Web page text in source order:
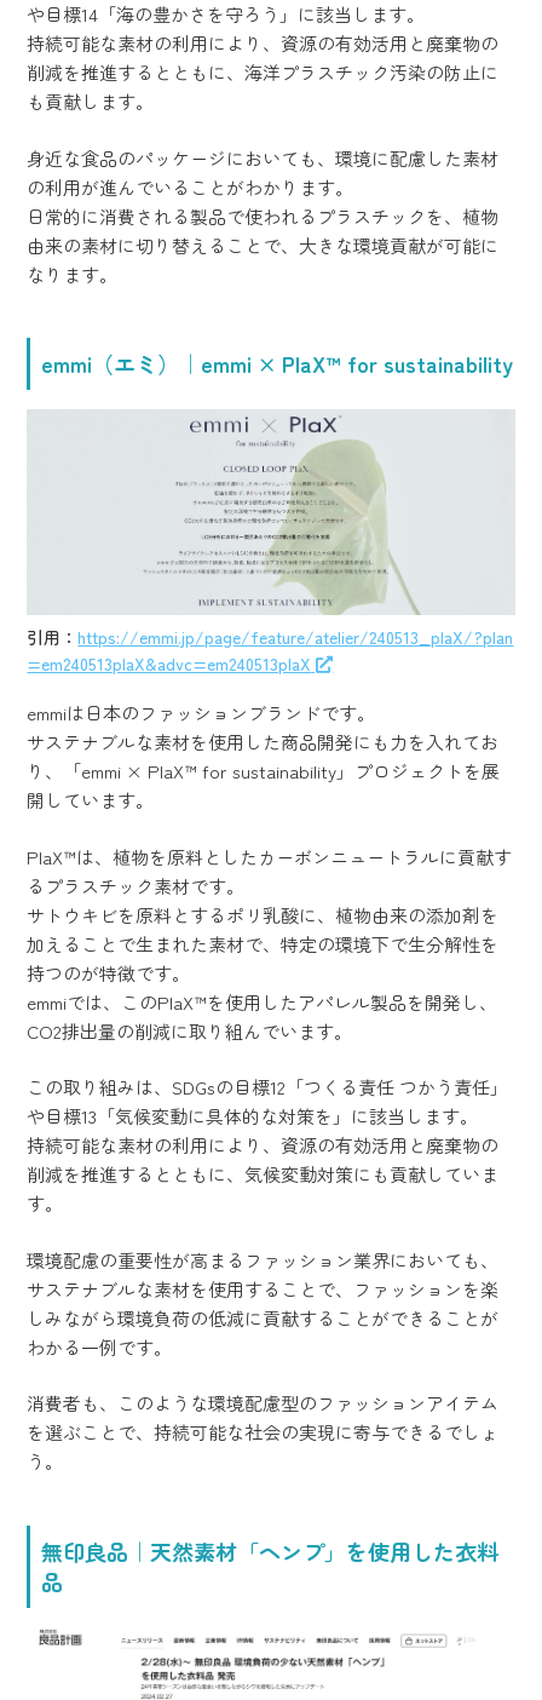
や目標14「海の豊かさを守ろう」に該当します。
持続可能な素材の利用により、資源の有効活用と廃棄物の
削減を推進するとともに、海洋プラスチック汚染の防止に
も貢献します。
身近な食品のパッケージにおいても、環境に配慮した素材
の利用が進んでいることがわかります。
日常的に消費される製品で使われるプラスチックを、植物
由来の素材に切り替えることで、大きな環境貢献が可能に
なります。
emmi（エミ）｜emmi × PlaX™ for sustainability
引用：https://emmi.jp/page/feature/atelier/240513_plaX/?plan
=em240513plaX&advc=em240513plaX
emmiは日本のファッションブランドです。
サステナブルな素材を使用した商品開発にも力を入れてお
り、「emmi × PlaX™ for sustainability」プロジェクトを展
開しています。
PlaX™は、植物を原料としたカーボンニュートラルに貢献す
るプラスチック素材です。
サトウキビを原料とするポリ乳酸に、植物由来の添加剤を
加えることで生まれた素材で、特定の環境下で生分解性を
持つのが特徴です。
emmiでは、このPlaX™を使用したアパレル製品を開発し、
CO2排出量の削減に取り組んでいます。
この取り組みは、SDGsの目標12「つくる責任 つかう責任」
や目標13「気候変動に具体的な対策を」に該当します。
持続可能な素材の利用により、資源の有効活用と廃棄物の
削減を推進するとともに、気候変動対策にも貢献していま
す。
環境配慮の重要性が高まるファッション業界においても、
サステナブルな素材を使用することで、ファッションを楽
しみながら環境負荷の低減に貢献することができることが
わかる一例です。
消費者も、このような環境配慮型のファッションアイテム
を選ぶことで、持続可能な社会の実現に寄与できるでしょ
う。
無印良品｜天然素材「ヘンプ」を使用した衣料
品